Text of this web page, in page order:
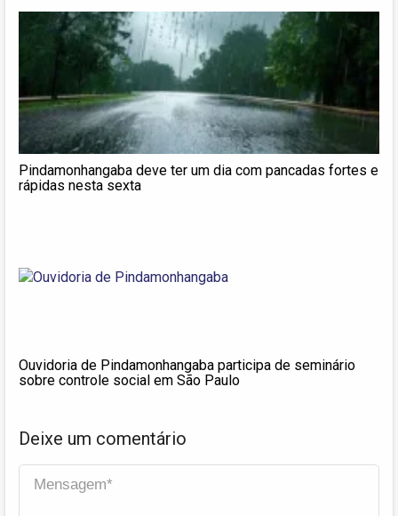
Pindamonhangaba deve ter um dia com pancadas fortes e
rápidas nesta sexta
Ouvidoria de Pindamonhangaba participa de seminário
sobre controle social em São Paulo
Deixe um comentário